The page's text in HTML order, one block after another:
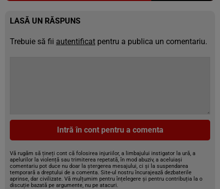
LASĂ UN RĂSPUNS
Trebuie să fii autentificat pentru a publica un comentariu.
Intră în cont pentru a comenta
Vă rugăm să țineți cont că folosirea injuriilor, a limbajului instigator la ură, a
apelurilor la violență sau trimiterea repetată, în mod abuziv, a aceluiași
comentariu pot duce nu doar la ștergerea mesajului, ci și la suspendarea
temporară a dreptului de a comenta. Site-ul nostru încurajează dezbaterile
aprinse, dar civilizate. Vă mulțumim pentru înțelegere și pentru contribuția la o
discuție bazată pe argumente, nu pe atacuri.